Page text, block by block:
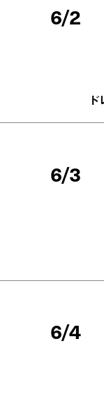
6/2
6/3
6/4